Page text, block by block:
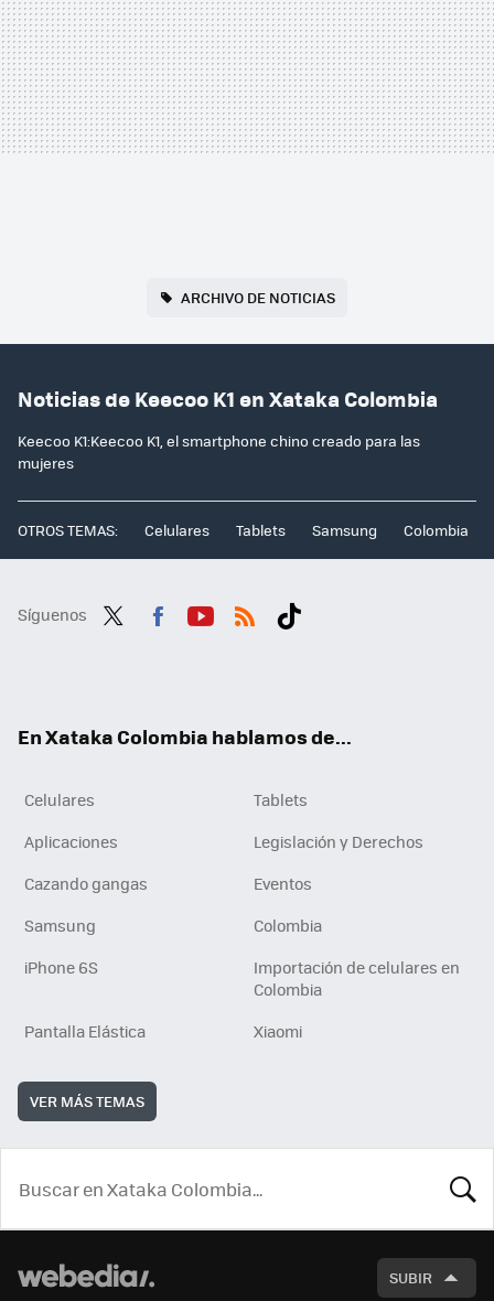
ARCHIVO DE NOTICIAS
Noticias de Keecoo K1 en Xataka Colombia
Keecoo K1:Keecoo K1, el smartphone chino creado para las
mujeres
OTROS TEMAS: Celulares Tablets Samsung Colombia
Síguenos
En Xataka Colombia hablamos de...
Celulares
Tablets
Aplicaciones
Legislación y Derechos
Cazando gangas
Eventos
Samsung
Colombia
iPhone 6S
Importación de celulares en
Colombia
Pantalla Elástica
Xiaomi
VER MÁS TEMAS
SUBIR